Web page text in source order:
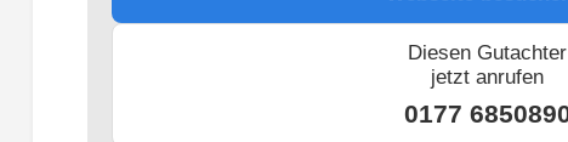
Diesen Gutachter
jetzt anrufen
0177